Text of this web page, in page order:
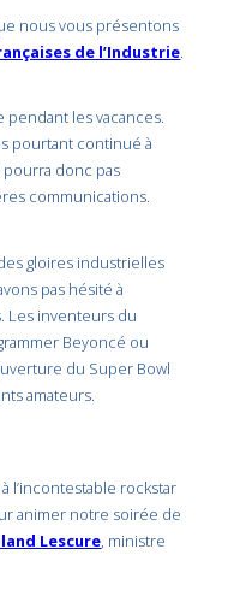
nous vous présentons
de l’Industrie
pendant les vacances.
pourtant continué à
donc pas
communications.
gloires industrielles
pas hésité à
Les inventeurs du
Beyoncé ou
du Super Bowl
amateurs.
l’incontestable rockstar
animer notre soirée de
Lescure, ministre